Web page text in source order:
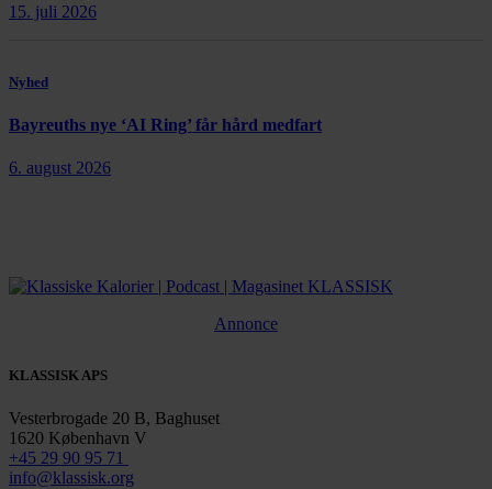
15. juli 2026
Nyhed
Bayreuths nye ‘AI Ring’ får hård medfart
6. august 2026
Annonce
KLASSISK APS
Vesterbrogade 20 B, Baghuset
1620 København V
+45 29 90 95 71
info@klassisk.org